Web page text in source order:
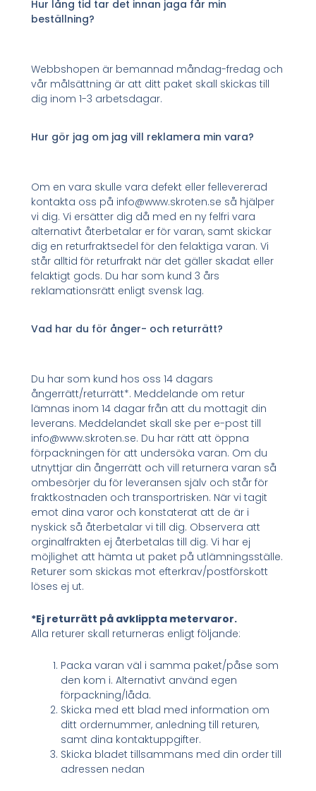
Hur lång tid tar det innan jaga får min
beställning?
Webbshopen är bemannad måndag-fredag och
vår målsättning är att ditt paket skall skickas till
dig inom 1-3 arbetsdagar.
Hur gör jag om jag vill reklamera min vara?
Om en vara skulle vara defekt eller fellevererad
kontakta oss på info@www.skroten.se så hjälper
vi dig. Vi ersätter dig då med en ny felfri vara
alternativt återbetalar er för varan, samt skickar
dig en returfraktsedel för den felaktiga varan. Vi
står alltid för returfrakt när det gäller skadat eller
felaktigt gods. Du har som kund 3 års
reklamationsrätt enligt svensk lag.
Vad har du för ånger- och returrätt?
Du har som kund hos oss 14 dagars
ångerrätt/returrätt*. Meddelande om retur
lämnas inom 14 dagar från att du mottagit din
leverans. Meddelandet skall ske per e-post till
info@www.skroten.se. Du har rätt att öppna
förpackningen för att undersöka varan. Om du
utnyttjar din ångerrätt och vill returnera varan så
ombesörjer du för leveransen själv och står för
fraktkostnaden och transportrisken. När vi tagit
emot dina varor och konstaterat att de är i
nyskick så återbetalar vi till dig. Observera att
orginalfrakten ej återbetalas till dig. Vi har ej
möjlighet att hämta ut paket på utlämningsställe.
Returer som skickas mot efterkrav/postförskott
löses ej ut.
*Ej returrätt på avklippta metervaror.
Alla returer skall returneras enligt följande:
Packa varan väl i samma paket/påse som
den kom i. Alternativt använd egen
förpackning/låda.
Skicka med ett blad med information om
ditt ordernummer, anledning till returen,
samt dina kontaktuppgifter.
Skicka bladet tillsammans med din order till
adressen nedan